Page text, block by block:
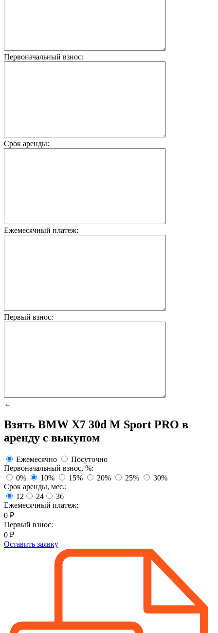
Первоначальный взнос:
Срок аренды:
Ежемесячный платеж:
Первый взнос:
←
Взять BMW X7 30d M Sport PRO в
аренду с выкупом
Ежемесячно
Посуточно
Первоначальный взнос, %:
0%
10% 15% 20% 25%
30%
Срок аренды, мес.:
12
24
36
Ежемесячный платеж:
0 ₽
Первый взнос:
0 ₽
Оставить заявку